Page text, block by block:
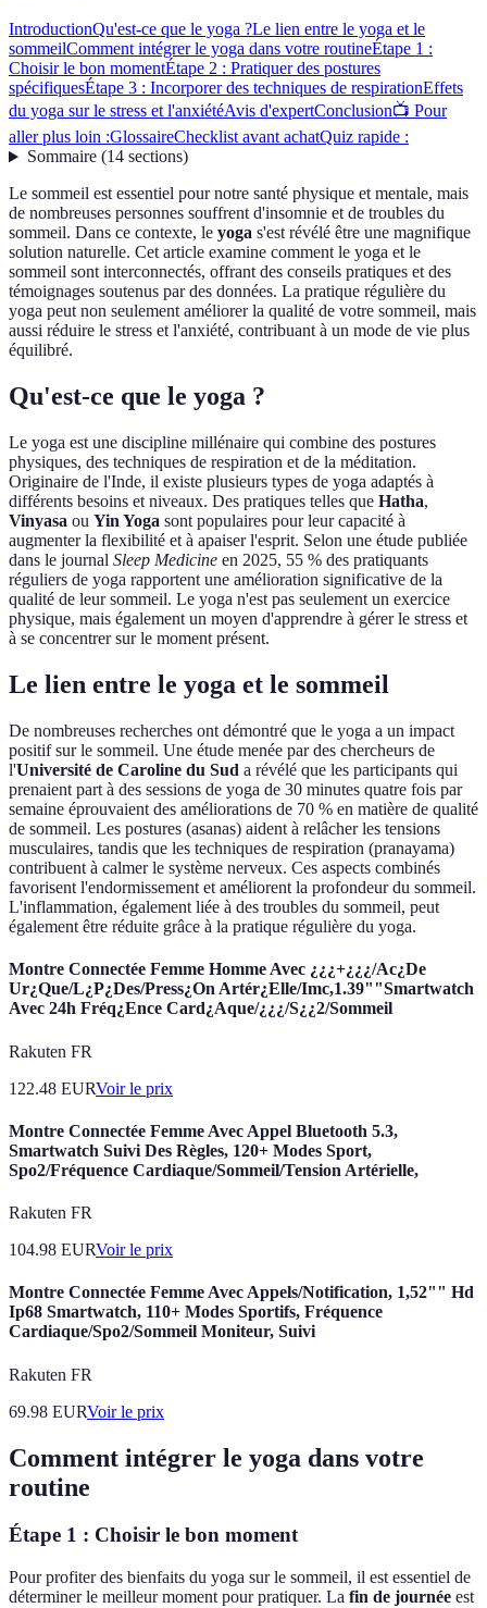
IntroductionQu'est-ce que le yoga ?Le lien entre le yoga et le
sommeilComment intégrer le yoga dans votre routineÉtape 1 :
Choisir le bon momentÉtape 2 : Pratiquer des postures
spécifiquesÉtape 3 : Incorporer des techniques de respirationEffets
du yoga sur le stress et l'anxiétéAvis d'expertConclusion📺 Pour
aller plus loin :GlossaireChecklist avant achatQuiz rapide :
Sommaire(14 sections)
Le sommeil est essentiel pour notre santé physique et mentale, mais
de nombreuses personnes souffrent d'insomnie et de troubles du
sommeil. Dans ce contexte, le yoga s'est révélé être une magnifique
solution naturelle. Cet article examine comment le yoga et le
sommeil sont interconnectés, offrant des conseils pratiques et des
témoignages soutenus par des données. La pratique régulière du
yoga peut non seulement améliorer la qualité de votre sommeil, mais
aussi réduire le stress et l'anxiété, contribuant à un mode de vie plus
équilibré.
Qu'est-ce que le yoga ?
Le yoga est une discipline millénaire qui combine des postures
physiques, des techniques de respiration et de la méditation.
Originaire de l'Inde, il existe plusieurs types de yoga adaptés à
différents besoins et niveaux. Des pratiques telles que Hatha,
Vinyasa ou Yin Yoga sont populaires pour leur capacité à
augmenter la flexibilité et à apaiser l'esprit. Selon une étude publiée
dans le journal Sleep Medicine en 2025, 55 % des pratiquants
réguliers de yoga rapportent une amélioration significative de la
qualité de leur sommeil. Le yoga n'est pas seulement un exercice
physique, mais également un moyen d'apprendre à gérer le stress et
à se concentrer sur le moment présent.
Le lien entre le yoga et le sommeil
De nombreuses recherches ont démontré que le yoga a un impact
positif sur le sommeil. Une étude menée par des chercheurs de
l'Université de Caroline du Sud a révélé que les participants qui
prenaient part à des sessions de yoga de 30 minutes quatre fois par
semaine éprouvaient des améliorations de 70 % en matière de qualité
de sommeil. Les postures (asanas) aident à relâcher les tensions
musculaires, tandis que les techniques de respiration (pranayama)
contribuent à calmer le système nerveux. Ces aspects combinés
favorisent l'endormissement et améliorent la profondeur du sommeil.
L'inflammation, également liée à des troubles du sommeil, peut
également être réduite grâce à la pratique régulière du yoga.
Montre Connectée Femme Homme Avec ¿¿¿+¿¿¿/Ac¿De
Ur¿Que/L¿P¿Des/Press¿On Artér¿Elle/Imc,1.39""Smartwatch
Avec 24h Fréq¿Ence Card¿Aque/¿¿¿/S¿¿2/Sommeil
Rakuten FR
122.48 EURVoir le prix
Montre Connectée Femme Avec Appel Bluetooth 5.3,
Smartwatch Suivi Des Règles, 120+ Modes Sport,
Spo2/Fréquence Cardiaque/Sommeil/Tension Artérielle,
Rakuten FR
104.98 EURVoir le prix
Montre Connectée Femme Avec Appels/Notification, 1,52"" Hd
Ip68 Smartwatch, 110+ Modes Sportifs, Fréquence
Cardiaque/Spo2/Sommeil Moniteur, Suivi
Rakuten FR
69.98 EURVoir le prix
Comment intégrer le yoga dans votre
routine
Étape 1 : Choisir le bon moment
Pour profiter des bienfaits du yoga sur le sommeil, il est essentiel de
déterminer le meilleur moment pour pratiquer. La fin de journée est